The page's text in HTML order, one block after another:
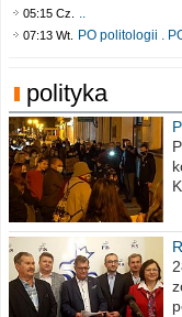
05:15 Cz. ..
07:13 Wt. PO politologii .
polityka